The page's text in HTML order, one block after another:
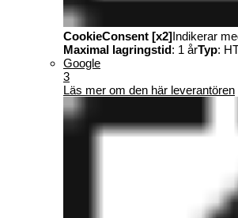
CookieConsent [x2]Indikerar
Maximal lagringstid: 1 årTyp:
Google
3
Läs mer om den här leverantören